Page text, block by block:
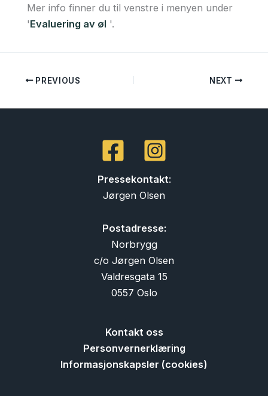
Mer info finner du til venstre i menyen under
'Evaluering av øl'.
PREVIOUS NEXT
Pressekontakt:
Jørgen Olsen
Postadresse:
Norbrygg
c/o Jørgen Olsen
Valdresgata 15
0557 Oslo
Kontakt oss
Personvernerklæring
Informasjonskapsler (cookies)